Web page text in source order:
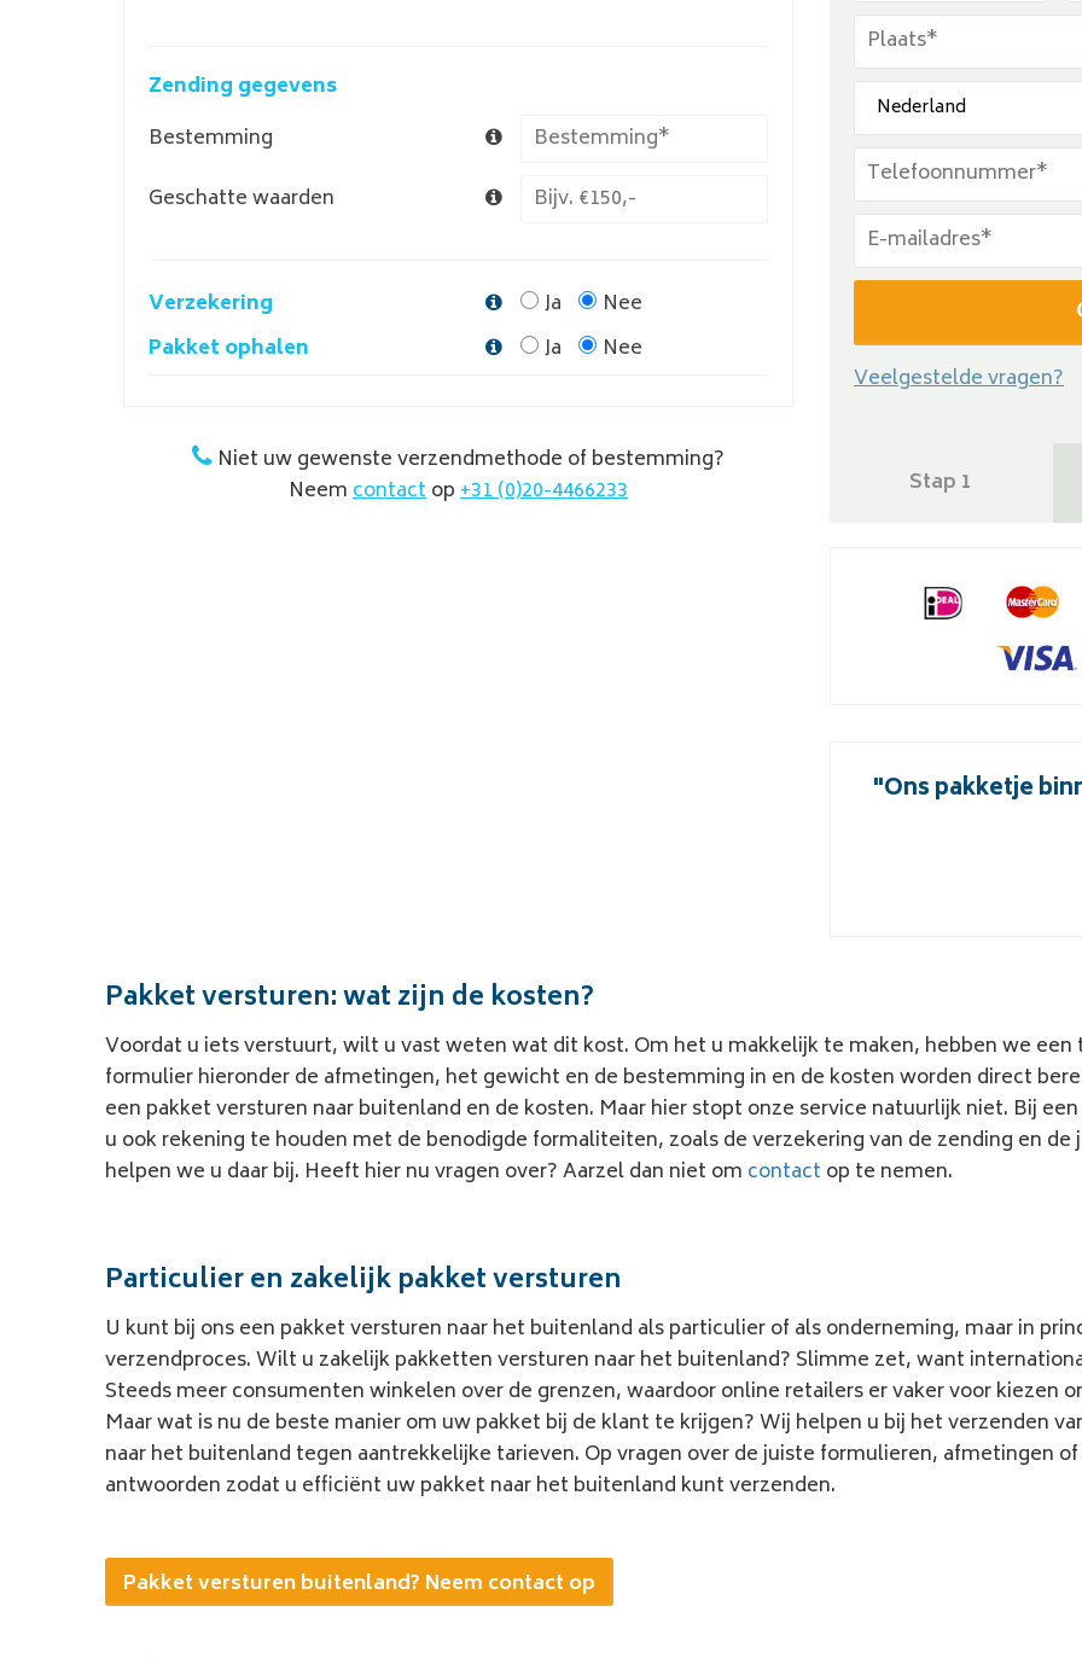
Zending gegevens
Bestemming
Geschatte waarden
Verzekering Ja
Nee
Pakket ophalen
Ja Nee
Niet uw gewenste verzendmethode of bestemming?
Neemcontactop+31 (0)20-4466233
Veelgestelde vragen?
Stap 1
"Ons pakketje
Pakket versturen: wat zijn de kosten?
Voordat u iets verstuurt, wilt u vast weten wat dit kost. Om het u makkelijk te maken, hebben we een
formulier hieronder de afmetingen, het gewicht en de bestemming in en de kosten worden direct
een pakket versturen naar buitenland en de kosten. Maar hier stopt onze service natuurlijk niet. Bij een
u ook rekening te houden met de benodigde formaliteiten, zoals de verzekering van de zending en de
helpen we u daar bij. Heeft hier nu vragen over? Aarzel dan niet om contact op te nemen.
Particulier en zakelijk pakket versturen
U kunt bij ons een pakket versturen naar het buitenland als particulierof als onderneming, maar in
verzendproces. Wilt u zakelijk pakketten versturen naar het buitenland? Slimme zet, want
Steeds meer consumenten winkelen over de grenzen, waardoor online retailers er vaker voor kiezen
Maar wat is nu de beste manier om uw pakket bij de klant te krijgen? Wij helpen u bij het verzenden
naar het buitenland tegen aantrekkelijke tarieven. Op vragen over de juiste formulieren, afmetingen
antwoorden zodat u efficiënt uwpakket naar het buitenland kunt verzenden.
Pakket versturen buitenland? Neem contact op